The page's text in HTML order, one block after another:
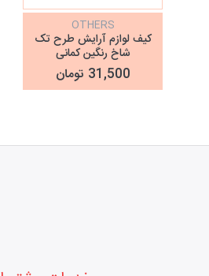
OTHERS
کیف لوازم آرایش طرح تک
شاخ رنگین کمانی
31,500 تومان